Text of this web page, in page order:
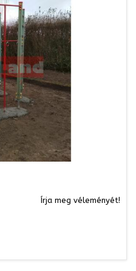
Írja meg véleményét!